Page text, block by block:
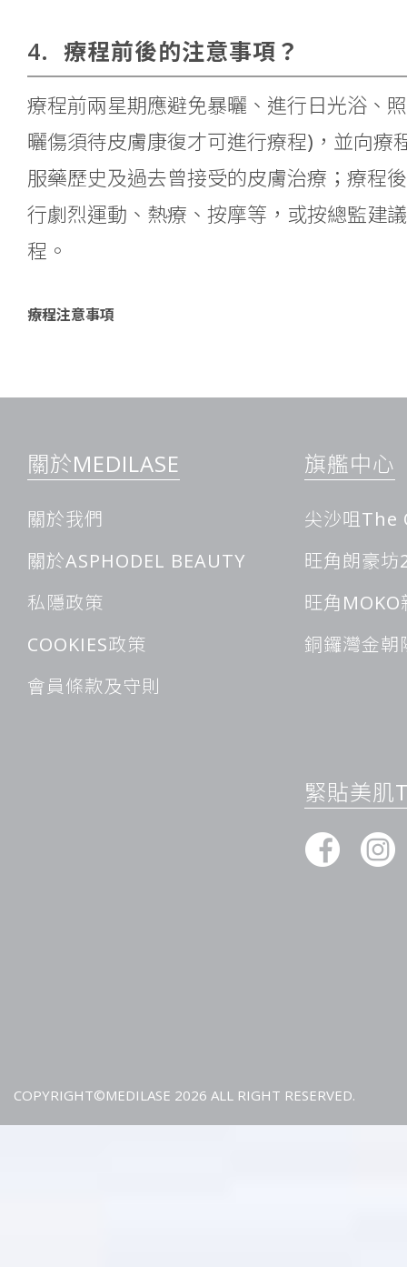
4. 療程前後的注意事項？
療程前兩星期應避免暴曬、進行日光浴、
曬傷須待皮膚康復才可進行療程)，並向療
服藥歷史及過去曾接受的皮膚治療；療程
行劇烈運動、熱療、按摩等，或按總監建
程。
療程注意事項
關於MEDILASE
關於我們
關於ASPHODEL BEAUTY
私隱政策
COOKIES政策
會員條款及守則
旗艦中心
尖沙咀The
旺角朗豪坊
旺角
銅鑼灣金朝
緊貼美肌
COPYRIGHT©MEDILASE 2026 ALL RIGHT RESERVED.